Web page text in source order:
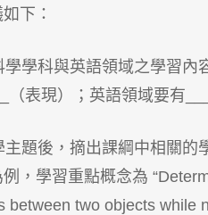
下：
學學科與英語領域之學習
（表現）；英語領域要有
主題後，摘出課綱中相關
，學習重點概念為
between two objects while